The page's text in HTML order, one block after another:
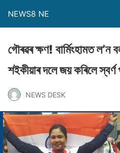
NEWS8 NE
গৌৰৱৰ ক্ষণ! বাৰ্মিংহামত
শইকীয়াৰ দলে জয় কৰিলে
NEWS DESK